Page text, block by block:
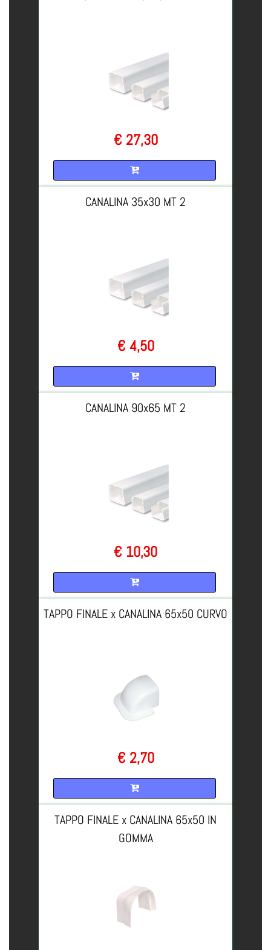
€ 27,30
CANALINA 35x30 MT 2
€ 4,50
CANALINA 90x65 MT 2
€ 10,30
TAPPO FINALE x CANALINA 65x50 CURVO
€ 2,70
TAPPO FINALE x CANALINA 65x50 IN
GOMMA